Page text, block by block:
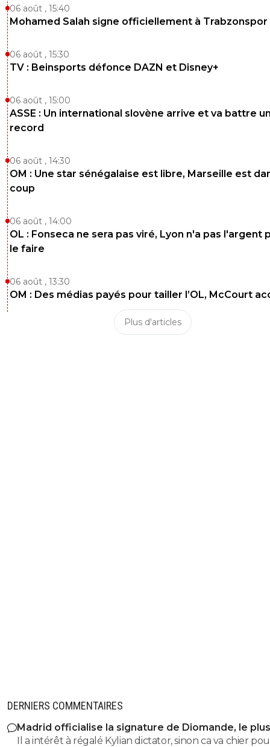
06 août , 15:40
Mohamed Salah signe officiellement à Trabzonspor
06 août , 15:30
TV : Beinsports défonce DAZN et Disney+
06 août , 15:00
ASSE : Un international slovène arrive et va battre
record
06 août , 14:30
OM : Une star sénégalaise est libre, Marseille est
coup
06 août , 14:00
OL : Fonseca ne sera pas viré, Lyon n'a pas l'argent
le faire
06 août , 13:30
OM : Des médias payés pour tailler l’OL, McCourt
Plus d'articles
DERNIERS COMMENTAIRES
Madrid officialise la signature de Diomande, le
transfert de son histoire
Il a intérêt à régalé Kylian dictator, sinon ca va chier